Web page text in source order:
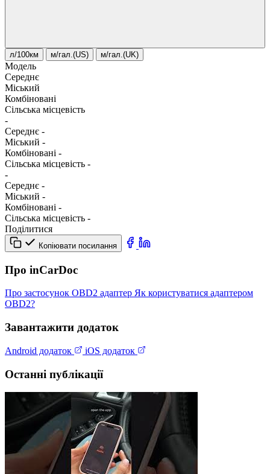
л/100км м/гал.(US) м/гал.(UK)
Модель
Середнє
Міський
Комбіновані
Сільська місцевість
-
Середнє -
Міський -
Комбіновані -
Сільська місцевість -
-
Середнє -
Міський -
Комбіновані -
Сільська місцевість -
Поділитися
Копіювати посилання
Про inCarDoc
Про застосунок OBD2 адаптер Як користуватися адаптером
OBD2?
Завантажити додаток
Android додаток iOS додаток
Останні публікації